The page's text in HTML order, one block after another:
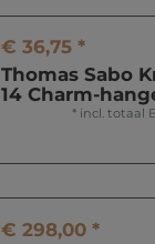
€ 36,75 *
Thomas Sabo
14 Charm-
* incl. totaal
€ 298,00 *